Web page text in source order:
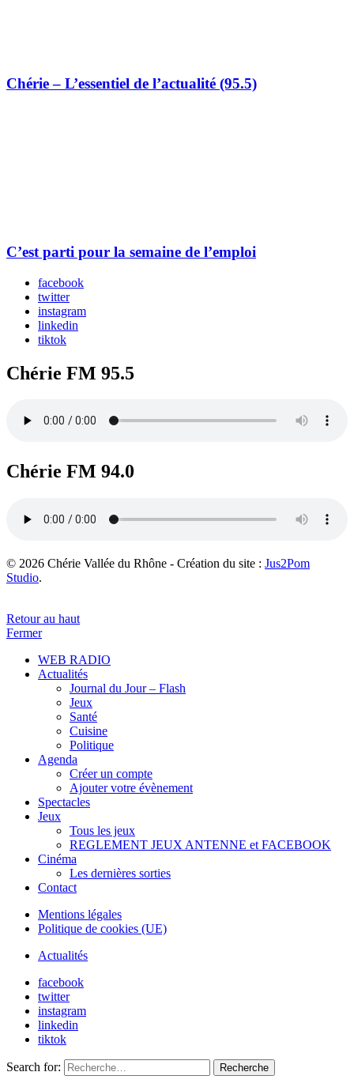
Chérie – L’essentiel de l’actualité (95.5)
C’est parti pour la semaine de l’emploi
facebook
twitter
instagram
linkedin
tiktok
Chérie FM 95.5
Chérie FM 94.0
© 2026 Chérie Vallée du Rhône - Création du site : Jus2Pom
Studio.
Retour au haut
Fermer
WEB RADIO
Actualités
Journal du Jour – Flash
Jeux
Santé
Cuisine
Politique
Agenda
Créer un compte
Ajouter votre évènement
Spectacles
Jeux
Tous les jeux
REGLEMENT JEUX ANTENNE et FACEBOOK
Cinéma
Les dernières sorties
Contact
Mentions légales
Politique de cookies (UE)
Actualités
facebook
twitter
instagram
linkedin
tiktok
Search for: Recherche